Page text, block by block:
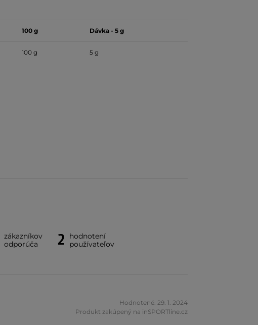
100 g Dávka - 5 g
100 g 5 g
zákazníkov
odporúča
2
hodnotení
používateľov
Hodnotené: 29. 1. 2024
Produkt zakúpený na inSPORTline.cz